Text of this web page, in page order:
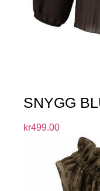
SNYGG
kr499.00